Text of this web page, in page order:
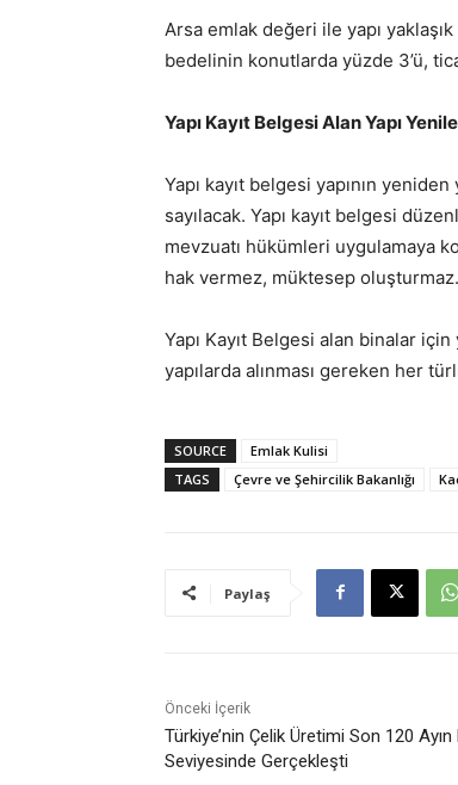
Arsa emlak değeri ile yapı
bedelinin konutlarda yüzde 3’ü,
Yapı Kayıt Belgesi Alan Yapı
Yapı kayıt belgesi yapının
sayılacak. Yapı kayıt belgesi
mevzuatı hükümleri uygulamaya
hak vermez, müktesep oluşturmaz.
Yapı Kayıt Belgesi alan binalar
yapılarda alınması gereken her
SOURCE
Emlak Kulisi
TAGS
Çevre ve Şehircilik Bakanlığı
Paylaş
Önceki İçerik
Türkiye’nin Çelik Üretimi Son 120
Seviyesinde Gerçekleşti